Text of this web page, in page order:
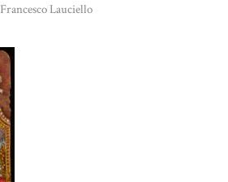
Francesco Lauciello